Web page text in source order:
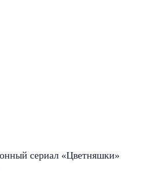
сериал «Цветняшки»